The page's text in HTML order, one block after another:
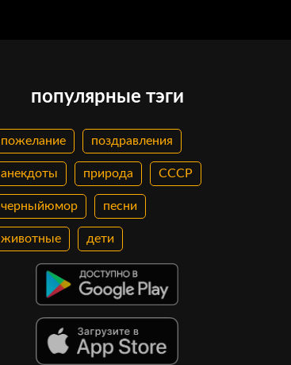
популярные тэги
пожелание поздравления
анекдоты природа СССР
черныйюмор песни
животные дети